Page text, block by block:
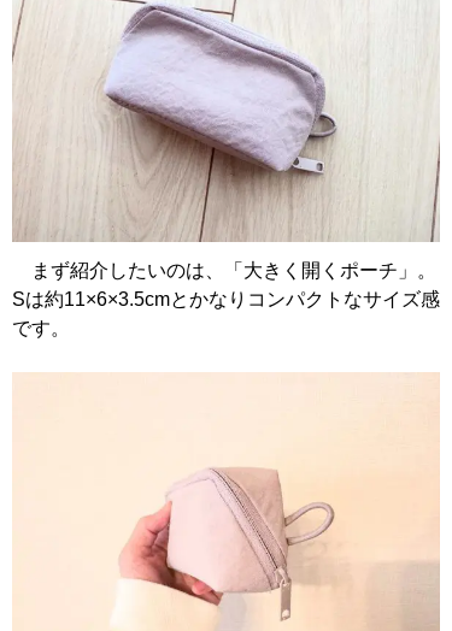
まず紹介したいのは、「大きく開くポーチ」。
Sは約11×6×3.5cmとかなりコンパクトなサイズ感
です。